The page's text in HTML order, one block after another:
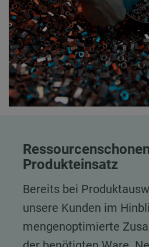
Produkteinsatz
Bereits bei
unsere Kunden im
mengenoptimierte